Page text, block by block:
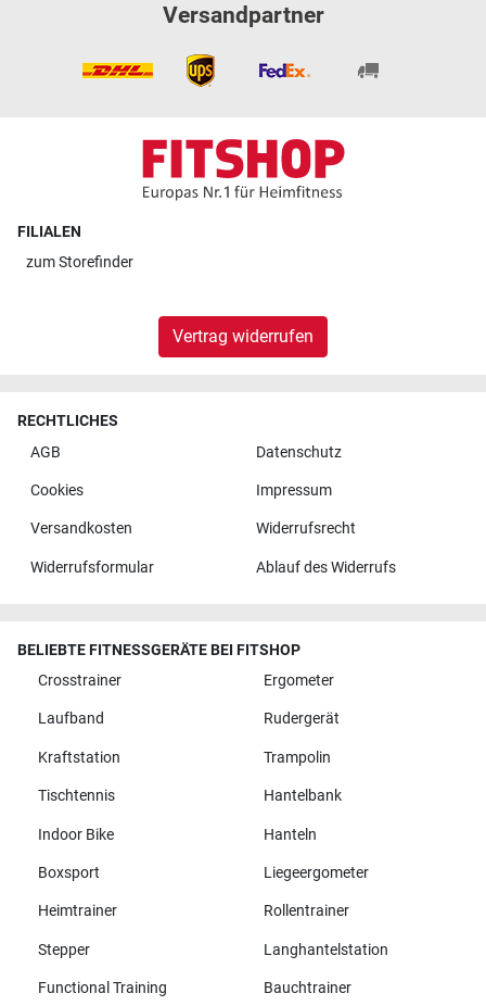
Versandpartner
FILIALEN
zumStorefinder
Vertrag widerrufen
RECHTLICHES
AGB
Datenschutz
Cookies Impressum
Versandkosten Widerrufsrecht
Widerrufsformular Ablauf des Widerrufs
BELIEBTE FITNESSGERÄTE BEI FITSHOP
Crosstrainer
Ergometer
Laufband Rudergerät
Kraftstation Trampolin
Tischtennis Hantelbank
Indoor Bike Hanteln
Boxsport Liegeergometer
Heimtrainer Rollentrainer
Stepper Langhantelstation
Functional Training Bauchtrainer